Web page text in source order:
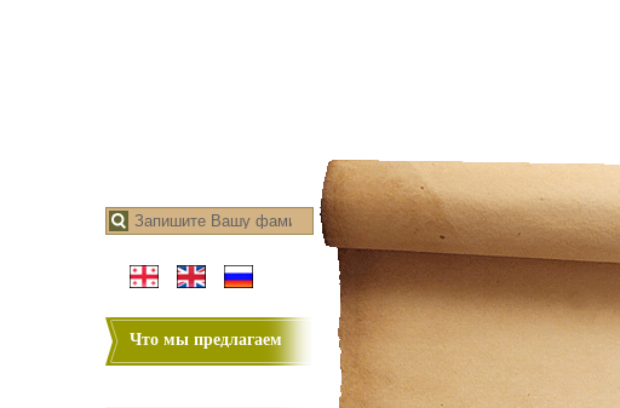
Что мы предлагаем